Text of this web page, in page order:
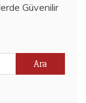
Güvenilir